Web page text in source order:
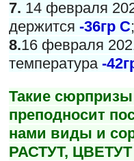
7. 14 февраля
держится -36гр С;
8.16 февраля
температура -
Такие
преподносит
нами виды и
РАСТУТ,